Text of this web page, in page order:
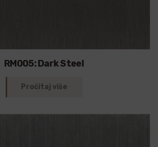
RM005: Dark Steel
Pročitaj više